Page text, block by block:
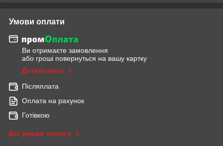
Умови оплати
Ви отримаєте замовлення
або гроші повернуться на вашу картку
Детальніше
Післяплата
Оплата на рахунок
Готівкою
Всі умови оплати